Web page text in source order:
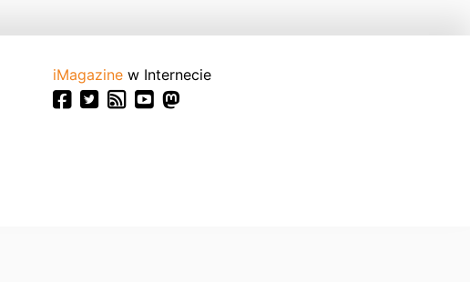
iMagazine w Internecie